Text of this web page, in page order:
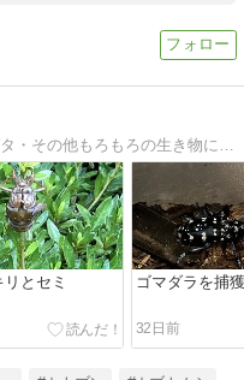
ネコ(アメショー)・カブト・クワガタ・その他もろもろの生き物に関するブログです。
リとセミ ゴマダラを捕
32日前